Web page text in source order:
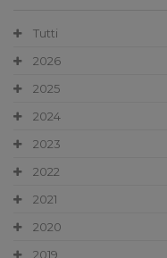
Tutti
2026
2025
2024
2023
2022
2021
2020
2019